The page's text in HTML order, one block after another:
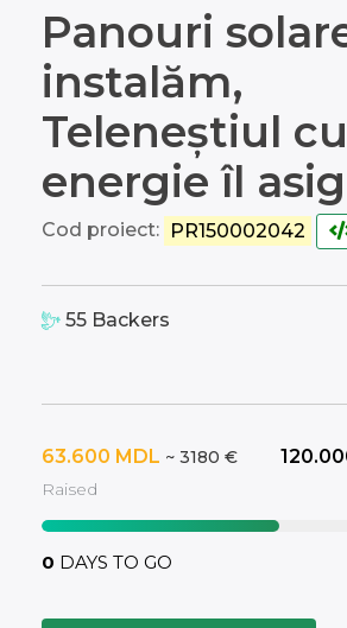
Panouri
instalăm,
Teleneștiul cu
energie îl
Cod proiect: PR150002042
55 Backers
63.600 MDL ~ 3180 €
Raised
0 DAYS TO GO